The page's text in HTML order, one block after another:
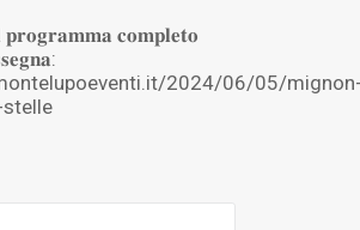
𝐩𝐫𝐨𝐠𝐫𝐚𝐦𝐦𝐚 𝐜𝐨𝐦𝐩𝐥𝐞𝐭𝐨
2024/06/05/